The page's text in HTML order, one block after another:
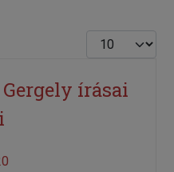
Tételek #
írásai